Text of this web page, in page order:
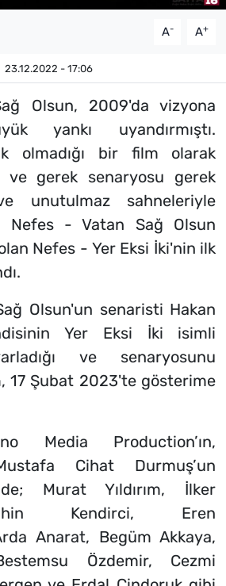
A- A+
23.12.2022 - 17:06
Olsun, 2009'da vizyona
yankı uyandırmıştı.
olmadığı bir film olarak
ve gerek senaryosu gerek
unutulmaz sahneleriyle
Nefes - Vatan Sağ Olsun
Nefes - Yer Eksi İki'nin ilk
Olsun'un senaristi Hakan
Yer Eksi İki isimli
ve senaryosunu
17 Şubat 2023'te gösterime
Media Production’ın,
Mustafa Cihat Durmuş’un
Murat Yıldırım, İlker
Kendirci, Eren
Anarat, Begüm Akkaya,
Özdemir, Cezmi